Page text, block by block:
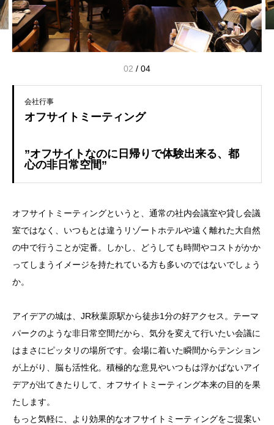
02 / 04
会社行事
オフサイトミーティング
”オフサイトなのに日帰りで体験出来る、都
心の非日常空間”
オフサイトミーティングというと、通常の社内会議室や貸し会議
室ではなく、いつもとは違うリゾートホテルや遠く離れた大自然
の中で行うことが定番。しかし、どうしても時間やコストがかか
ってしまうイメージを持たれている方も多いのではないでしょう
か。
アイデアの城は、JR秋葉原駅から徒歩1分の好アクセス。テーマ
パークのような非日常空間だから、気分を変えて行いたい会議に
はまさにピッタリの場所です。会場に着いた瞬間からテンション
が上がり、脳も活性化。積極的な意見やいつもは浮かばないアイ
デアが出てきたりして、オフサイトミーティング本来の目的を果
たします。
もっと気軽に、より効果的なオフサイトミーティングをご提案い